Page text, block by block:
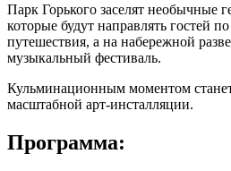
Парк Горького заселят необычные
которые будут направлять гостей
путешествия, а на набережной
музыкальный фестиваль.
Кульминационным моментом
масштабной арт-инсталляции.
Программа: